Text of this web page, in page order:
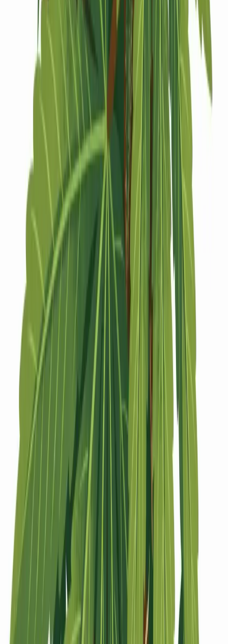
Drinkables
Strains Hybrid Strains
Standorte